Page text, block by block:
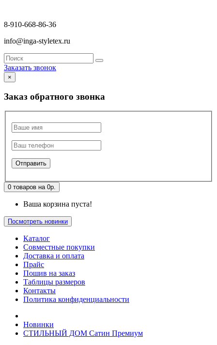
8-910-668-86-36
info@inga-styletex.ru
Заказать звонок
×
Заказ обратного звонка
0 товаров на 0р.
Ваша корзина пуста!
Посмотреть новинки
Каталог
Совместные покупки
Доставка и оплата
Прайс
Пошив на заказ
Таблицы размеров
Контакты
Политика конфиденциальности
Новинки
СТИЛЬНЫЙ ДОМ Сатин Премиум